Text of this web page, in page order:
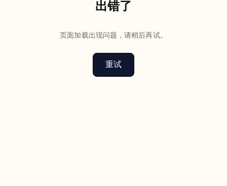
出错了
页面加载出现问题，请稍后再试。
重试